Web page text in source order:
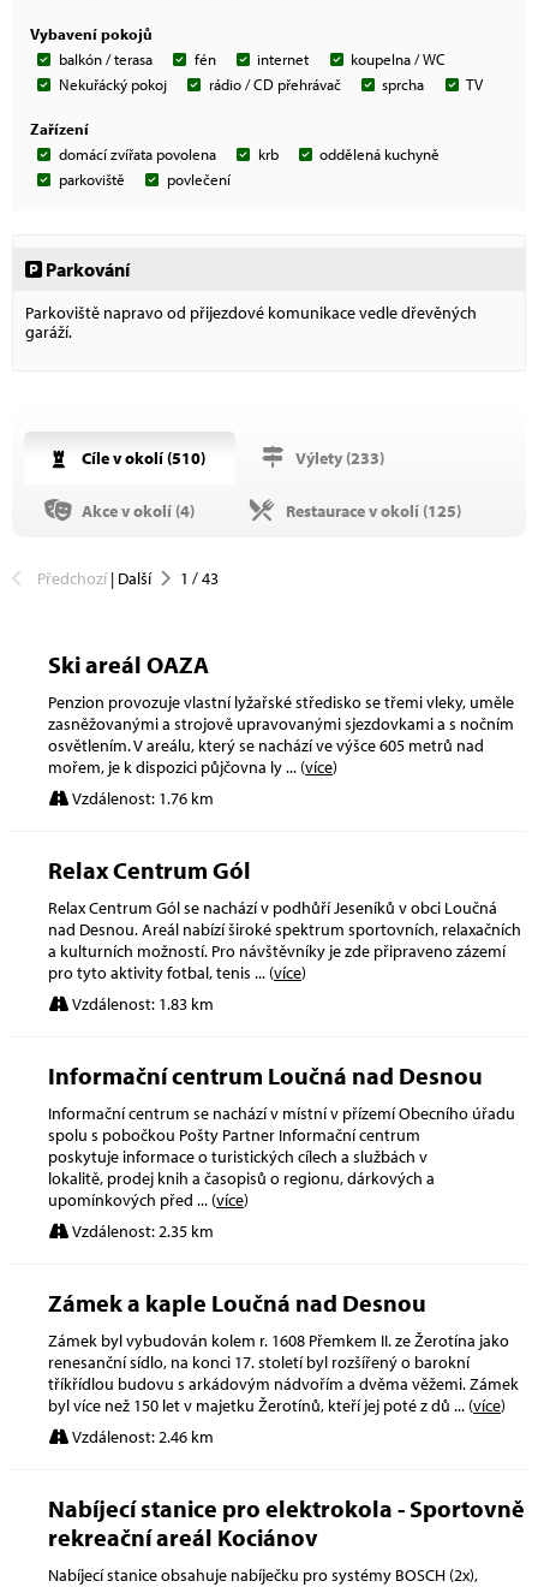
Vybavení pokojů
balkón / terasa
fén internet
koupelna / WC
Nekuřácký pokoj
rádio / CD přehrávač sprcha TV
Zařízení
domácí zvířata povolena
krb
oddělená kuchyně
parkoviště
povlečení
Parkování
Parkoviště napravo od přijezdové komunikace vedle dřevěných
garáží.
Cíle v okolí (510) Výlety (233)
Akce v okolí (4) Restaurace v okolí (125)
Předchozí | Další 1 /43
Ski areál OAZA
Penzion provozuje vlastní lyžařské středisko se třemi vleky, uměle
zasněžovanými a strojově upravovanými sjezdovkami a s nočním
osvětlením. V areálu, který se nachází ve výšce 605 metrů nad
mořem, je k dispozici půjčovna ly... (více)
Vzdálenost: 1.76 km
Relax Centrum Gól
Relax Centrum Gól se nachází v podhůří Jeseníků v obci Loučná
nad Desnou. Areál nabízí široké spektrum sportovních, relaxačních
a kulturních možností. Pro návštěvníky je zde připraveno zázemí
pro tyto aktivity fotbal, tenis ... (více)
Vzdálenost: 1.83 km
Informační centrum Loučná nad Desnou
Informační centrum se nachází v místní v přízemí Obecního úřadu
spolu s pobočkou Pošty Partner Informační centrum
poskytuje informace o turistických cílech a službách v
lokalitě, prodej knih a časopisů o regionu, dárkových a
upomínkových před ... (více)
Vzdálenost: 2.35 km
Zámek a kaple Loučná nad Desnou
Zámek byl vybudován kolem r. 1608 Přemkem II. ze Žerotína jako
renesanční sídlo, na konci 17. století byl rozšířený o barokní
tříkřídlou budovu s arkádovým nádvořím a dvěma věžemi. Zámek
byl více než 150 let v majetku Žerotínů, kteří jej poté z dů ... (více)
Vzdálenost: 2.46 km
Nabíjecí stanice pro elektrokola - Sportovně
rekreační areál Kociánov
Nabíjecí stanice obsahuje nabíječku pro systémy BOSCH (2x),